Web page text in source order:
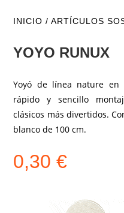
INICIO /ARTÍCULOS
YOYO RUNUX
Yoyó de línea nature
rápido y sencillo
clásicos más divertidos.
blanco de 100 cm.
0,30€